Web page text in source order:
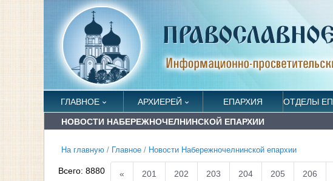
ГЛАВНОЕ АРХИЕРЕЙ ЕПАРХИЯ ОТДЕЛЫ
НОВОСТИ НАБЕРЕЖНОЧЕЛНИНСКОЙ ЕПАРХИИ
На главную / Главное / Новости Набережночелнинской епархии
Всего:8880 « 201 202 203 204 205 206